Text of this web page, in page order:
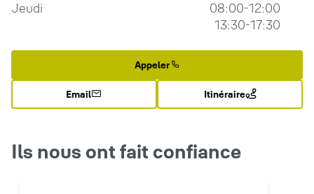
Jeudi
08:00-12:00
13:30-17:30
Appeler
Email Itinéraire
Ils nous ont fait confiance